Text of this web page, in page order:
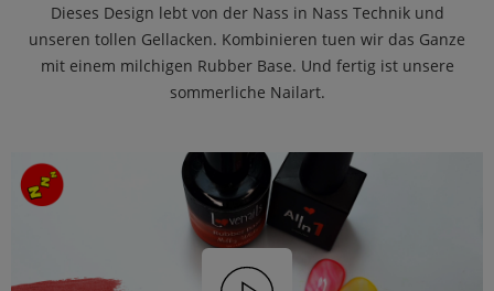
Dieses Design lebt von der Nass in Nass Technik und
unseren tollen Gellacken. Kombinieren tuen wir das Ganze
mit einem milchigen Rubber Base. Und fertig ist unsere
sommerliche Nailart.